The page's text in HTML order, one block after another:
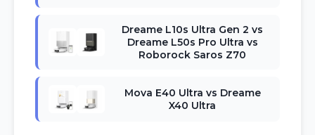
Dreame L10s Ultra Gen 2 vs
Dreame L50s Pro Ultra vs
Roborock Saros Z70
Mova E40 Ultra vs Dreame
X40 Ultra